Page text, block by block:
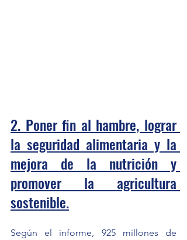
2. Poner fin al hambre, lograr
la seguridad alimentaria y la
mejora de la nutrición y
promover la agricultura
sostenible.
Según el informe, 925 millones de